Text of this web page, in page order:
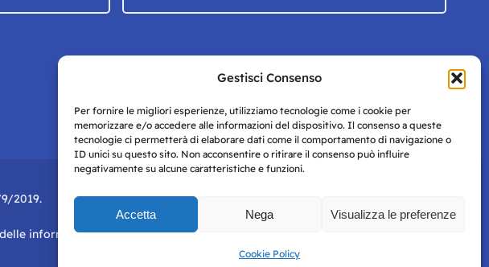
Gestisci Consenso
Per fornire le migliori esperienze, utilizziamo tecnologie come i cookie per
memorizzare e/o accedere alle informazioni del dispositivo. Il consenso a queste
tecnologie ci permetterà di elaborare dati come il comportamento di navigazione o
ID unici su questo sito. Non acconsentire o ritirare il consenso può influire
negativamente su alcune caratteristiche e funzioni.
Accetta Nega Visualizza le preferenze
Cookie Policy
2019.
informazioni in questo Policy